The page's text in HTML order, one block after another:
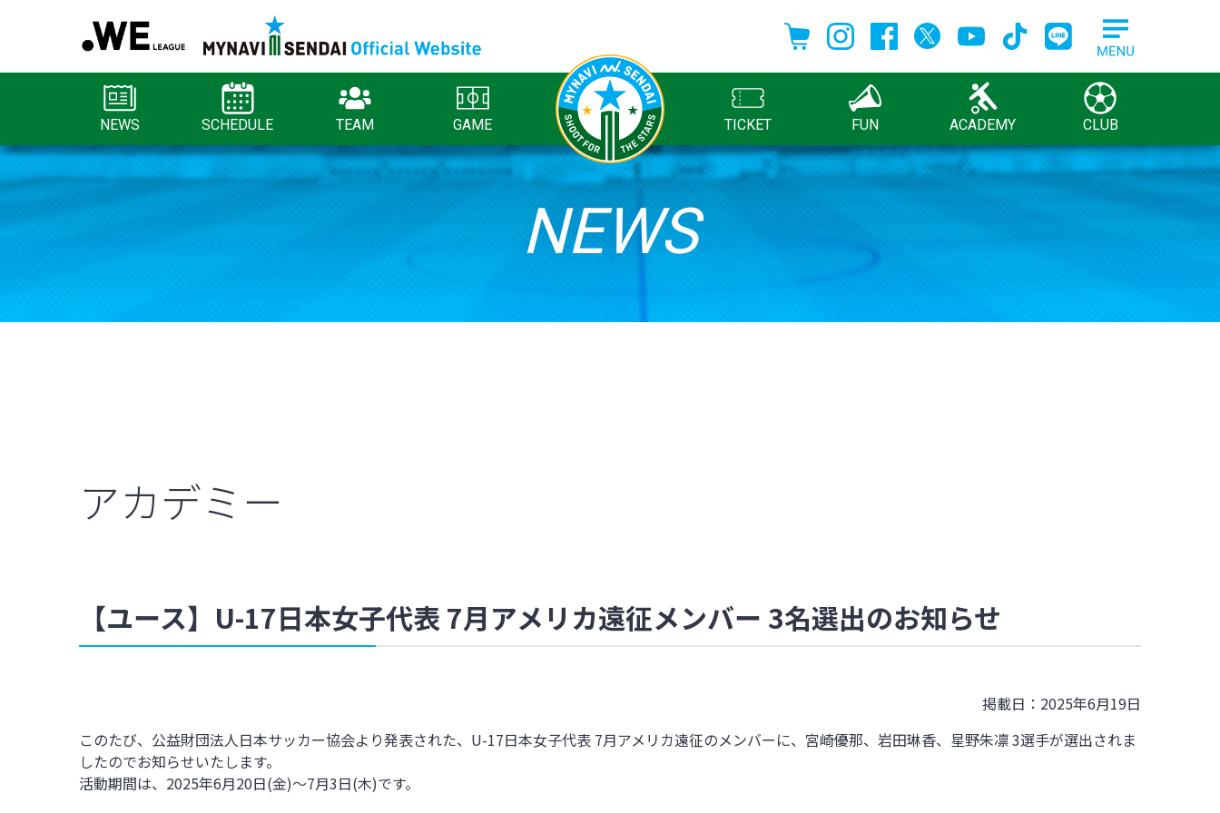
NEWS SCHEDULE TEAM GAME TICKET FUN ACADEMY CLUB
NEWS
アカデミー
【ユース】U-17日本女子代表 7月アメリカ遠征メンバー 3名選出のお知らせ
掲載日：2025年6月19日
このたび、公益財団法人日本サッカー協会より発表された、U-17日本女子代表 7月アメリカ遠征のメンバーに、宮崎優那、岩田琳香、星野朱凛 3選手が選出されま
したのでお知らせいたします。
活動期間は、2025年6月20日(金)～7月3日(木)です。